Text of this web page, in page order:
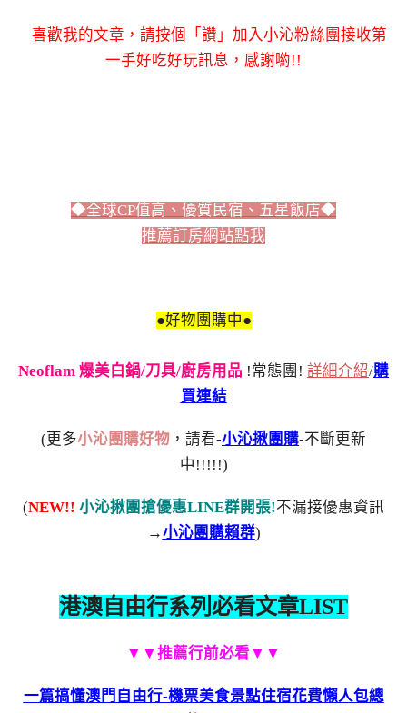
喜歡我的文章，請按個「讚」加入小沁粉絲團接收第
一手好吃好玩訊息，感謝喲!!
◆全球CP值高、優質民宿、五星飯店◆
推薦訂房網站點我
●好物團購中●
Neoflam 爆美白鍋/刀具/廚房用品 !常態團! 詳細介紹/購
買連結
(更多小沁團購好物 ，請看-小沁揪團購-不斷更新
中!!!!!)
(NEW!! 小沁揪團搶優惠LINE群開張!不漏接優惠資訊
→小沁團購賴群)
港澳自由行系列必看文章LIST
▼▼推薦行前必看▼▼
一篇搞懂澳門自由行-機票美食景點住宿花費懶人包總